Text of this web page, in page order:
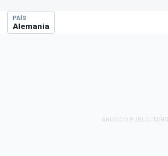
PAÍS
Alemania